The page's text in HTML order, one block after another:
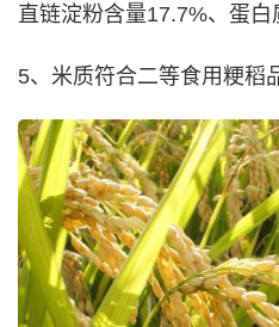
直链淀粉含量17.7%、蛋白
5、米质符合二等食用粳稻